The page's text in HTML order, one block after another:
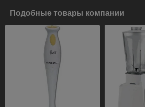
Подобные товары компании